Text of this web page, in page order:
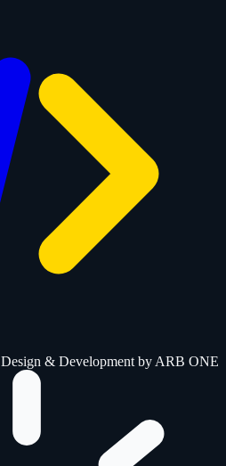
Design & Development by ARB ONE